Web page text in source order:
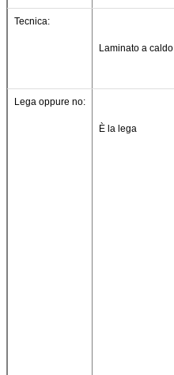
Tecnica:
Laminato a caldo
Lega oppure no:
È la lega